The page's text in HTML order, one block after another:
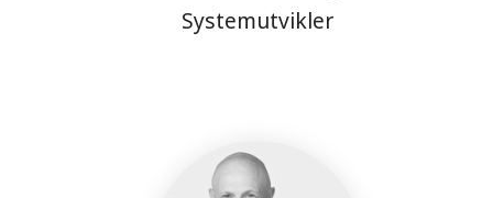
Systemutvikler